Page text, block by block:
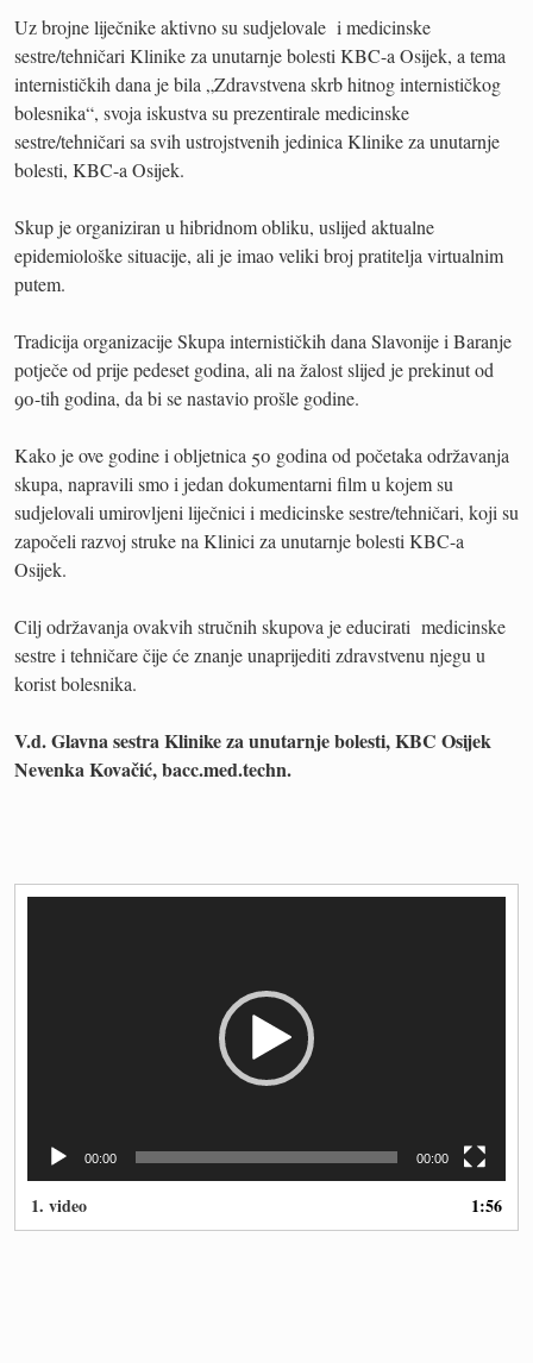
Uz brojne liječnike aktivno su sudjelovale i medicinske
sestre/tehničari Klinike za unutarnje bolesti KBC-a Osijek, a tema
internističkih dana je bila „Zdravstvena skrb hitnog internističkog
bolesnika“, svoja iskustva su prezentirale medicinske
sestre/tehničari sa svih ustrojstvenih jedinica Klinike za unutarnje
bolesti, KBC-a Osijek.
Skup je organiziran u hibridnom obliku, uslijed aktualne
epidemiološke situacije, ali je imao veliki broj pratitelja virtualnim
putem.
Tradicija organizacije Skupa internističkih dana Slavonije i Baranje
potječe od prije pedeset godina, ali na žalost slijed je prekinut od
90-tih godina, da bi se nastavio prošle godine.
Kako je ove godine i obljetnica 50 godina od početaka održavanja
skupa, napravili smo i jedan dokumentarni film u kojem su
sudjelovali umirovljeni liječnici i medicinske sestre/tehničari, koji su
započeli razvoj struke na Klinici za unutarnje bolesti KBC-a
Osijek.
Cilj održavanja ovakvih stručnih skupova je educirati medicinske
sestre i tehničare čije će znanje unaprijediti zdravstvenu njegu u
korist bolesnika.
V.d. Glavna sestra Klinike za unutarnje bolesti, KBC Osijek
Nevenka Kovačić, bacc.med.techn.
00:00 00:00
1. video 1:56